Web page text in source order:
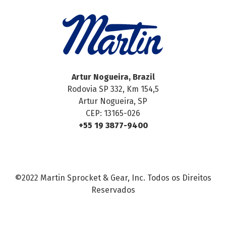
Artur Nogueira, Brazil
Rodovia SP 332, Km 154,5
Artur Nogueira, SP
CEP: 13165-026
+55 19 3877-9400
©2022 Martin Sprocket & Gear, Inc. Todos os Direitos
Reservados